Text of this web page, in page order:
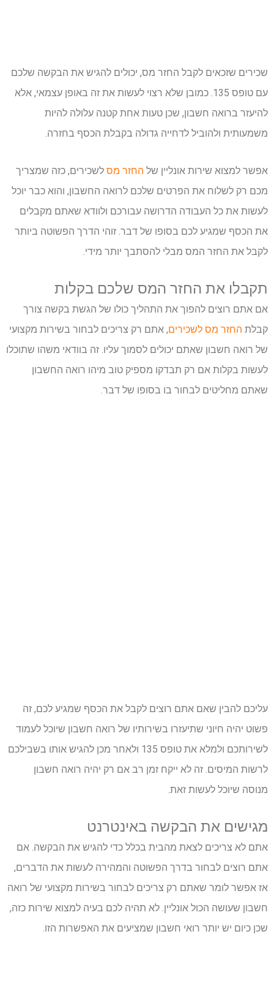
שכירים שזכאים לקבל החזר מס, יכולים להגיש את הבקשה שלכם
עם טופס 135. כמובן שלא רצוי לעשות את זה באופן עצמאי, אלא
להיעזר ברואה חשבון, שכן טעות אחת קטנה עלולה להיות
משמעותית ולהוביל לדחייה גדולה בקבלת הכסף בחזרה.
אפשר למצוא שירות אונליין של החזר מס לשכירים, כזה שמצריך
מכם רק לשלוח את הפרטים שלכם לרואה החשבון, והוא כבר יוכל
לעשות את כל העבודה הדרושה עבורכם ולוודא שאתם מקבלים
את הכסף שמגיע לכם בסופו של דבר. זוהי הדרך הפשוטה ביותר
לקבל את החזר המס מבלי להסתבך יותר מידי.
תקבלו את החזר המס שלכם בקלות
אם אתם רוצים להפוך את התהליך כולו של הגשת בקשה צורך
קבלת החזר מס לשכירים, אתם רק צריכים לבחור בשירות מקצועי
של רואה חשבון שאתם יכולים לסמוך עליו. זה בוודאי משהו שתוכלו
לעשות בקלות אם רק תבדקו מספיק טוב מיהו רואה החשבון
שאתם מחליטים לבחור בו בסופו של דבר.
עליכם להבין שאם אתם רוצים לקבל את הכסף שמגיע לכם, זה
פשוט יהיה חיוני שתיעזרו בשירותיו של רואה חשבון שיוכל לעמוד
לשירותכם ולמלא את טופס 135 ולאחר מכן להגיש אותו בשבילכם
לרשות המיסים. זה לא ייקח זמן רב אם רק יהיה רואה חשבון
מנוסה שיוכל לעשות זאת.
מגישים את הבקשה באינטרנט
אתם לא צריכים לצאת מהבית בכלל כדי להגיש את הבקשה. אם
אתם רוצים לבחור בדרך הפשוטה והמהירה לעשות את הדברים,
אז אפשר לומר שאתם רק צריכים לבחור בשירות מקצועי של רואה
חשבון שעושה הכול אונליין. לא תהיה לכם בעיה למצוא שירות כזה,
שכן כיום יש יותר רואי חשבון שמציעים את האפשרות הזו.